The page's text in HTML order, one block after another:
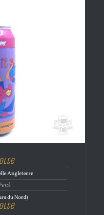
Angleterre
vol
du Nord)